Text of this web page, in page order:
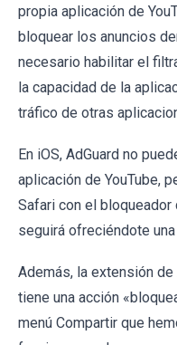
propia aplicación de
bloquear los anuncios
necesario habilitar el
la capacidad de la
tráfico de otras
En iOS, AdGuard no
aplicación de YouTube,
Safari con el bloqueador
seguirá ofreciéndote
Además, la extensión de
tiene una acción
menú Compartir que